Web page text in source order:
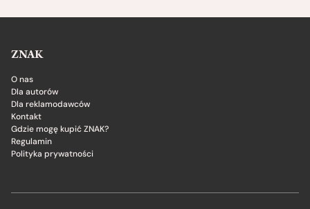
ZNAK
O nas
Dla autorów
Dla reklamodawców
Kontakt
Gdzie mogę kupić ZNAK?
Regulamin
Polityka prywatności